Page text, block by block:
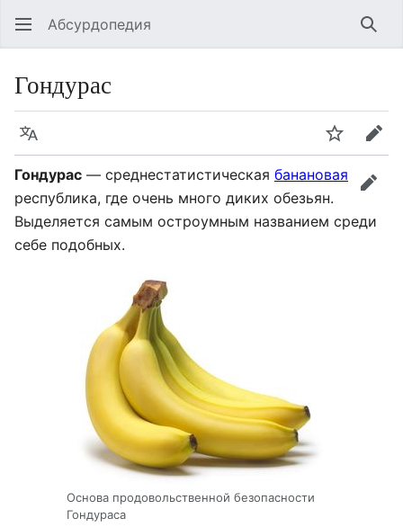
Абсурдопедия
Гондурас
Язык
Гондурас — среднестатистическая банановая
республика, где очень много диких обезьян.
Выделяется самым остроумным названием среди
себе подобных.
Основа продовольственной безопасности
Гондураса